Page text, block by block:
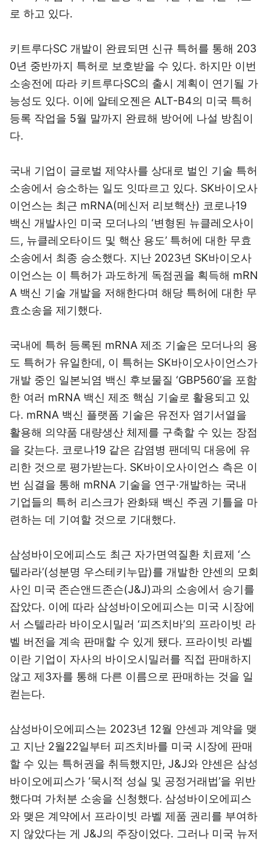
로 하고 있다.
키트루다SC 개발이 완료되면 신규 특허를 통해 203
0년 중반까지 특허로 보호받을 수 있다. 하지만 이번
소송전에 따라 키트루다SC의 출시 계획이 연기될 가
능성도 있다. 이에 알테오젠은 ALT-B4의 미국 특허
등록 작업을 5월 말까지 완료해 방어에 나설 방침이
다.
국내 기업이 글로벌 제약사를 상대로 벌인 기술 특허
소송에서 승소하는 일도 잇따르고 있다. SK바이오사
이언스는 최근 mRNA(메신저 리보핵산) 코로나19
백신 개발사인 미국 모더나의 ‘변형된 뉴클레오사이
드, 뉴클레오타이드 및 핵산 용도’ 특허에 대한 무효
소송에서 최종 승소했다. 지난 2023년 SK바이오사
이언스는 이 특허가 과도하게 독점권을 획득해 mRN
A 백신 기술 개발을 저해한다며 해당 특허에 대한 무
효소송을 제기했다.
국내에 특허 등록된 mRNA 제조 기술은 모더나의 용
도 특허가 유일한데, 이 특허는 SK바이오사이언스가
개발 중인 일본뇌염 백신 후보물질 ‘GBP560’을 포함
한 여러 mRNA 백신 제조 핵심 기술로 활용되고 있
다. mRNA 백신 플랫폼 기술은 유전자 염기서열을
활용해 의약품 대량생산 체제를 구축할 수 있는 장점
을 갖는다. 코로나19 같은 감염병 팬데믹 대응에 유
리한 것으로 평가받는다. SK바이오사이언스 측은 이
번 심결을 통해 mRNA 기술을 연구·개발하는 국내
기업들의 특허 리스크가 완화돼 백신 주권 기틀을 마
련하는 데 기여할 것으로 기대했다.
삼성바이오에피스도 최근 자가면역질환 치료제 ‘스
텔라라’(성분명 우스테키누맙)를 개발한 얀센의 모회
사인 미국 존슨앤드존슨(J&J)과의 소송에서 승기를
잡았다. 이에 따라 삼성바이오에피스는 미국 시장에
서 스텔라라 바이오시밀러 ‘피즈치바’의 프라이빗 라
벨 버전을 계속 판매할 수 있게 됐다. 프라이빗 라벨
이란 기업이 자사의 바이오시밀러를 직접 판매하지
않고 제3자를 통해 다른 이름으로 판매하는 것을 일
컫는다.
삼성바이오에피스는 2023년 12월 얀센과 계약을 맺
고 지난 2월22일부터 피즈치바를 미국 시장에 판매
할 수 있는 특허권을 취득했지만, J&J와 얀센은 삼성
바이오에피스가 ‘묵시적 성실 및 공정거래법’을 위반
했다며 가처분 소송을 신청했다. 삼성바이오에피스
와 맺은 계약에서 프라이빗 라벨 제품 권리를 부여하
지 않았다는 게 J&J의 주장이었다. 그러나 미국 뉴저